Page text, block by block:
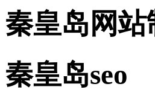
秦皇岛网站
秦皇岛seo